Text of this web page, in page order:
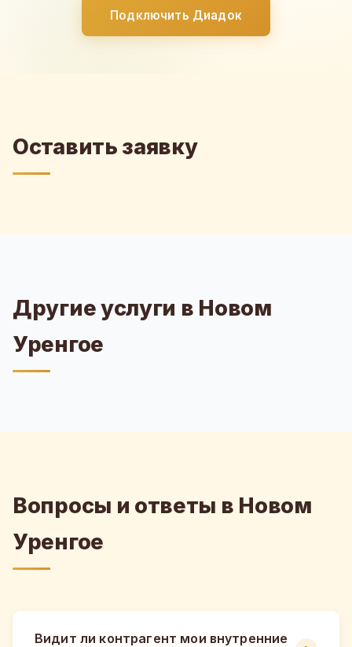
Подключить Диадок
Оставить заявку
Другие услуги в Новом
Уренгое
Вопросы и ответы в Новом
Уренгое
Видит ли контрагент мои внутренние